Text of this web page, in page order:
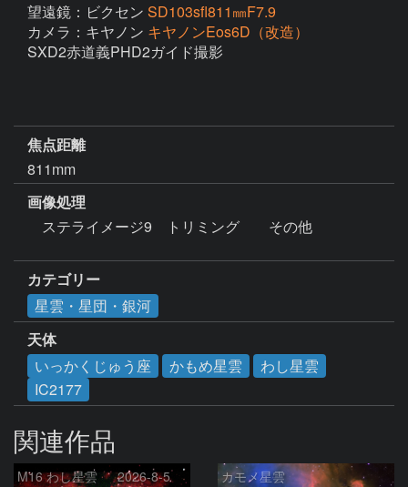
望遠鏡：ビクセン SD103sfl811㎜F7.9
カメラ：キヤノン キヤノンEos6D（改造）
SXD2赤道義PHD2ガイド撮影
焦点距離
811mm
画像処理
ステライメージ9　トリミング　　その他
カテゴリー
星雲・星団・銀河
天体
いっかくじゅう座
かもめ星雲
わし星雲
IC2177
関連作品
M16 わし星雲 2026-8-5 カモメ星雲